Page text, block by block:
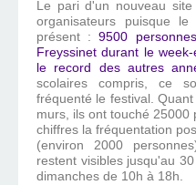
Le pari d'un nouveau
organisateurs puisque
présent :9500
Freyssinet durant le
le record des autres
scolaires compris, ce
fréquenté le festival.
murs, ils ont touché 25000
chiffres la fréquentation
(environ 2000
restent visibles jusqu'au
dimanches de 10h à 18h.